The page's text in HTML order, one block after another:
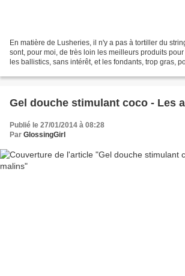
En matière de Lusheries, il n'y a pas à tortiller du
sont, pour moi, de très loin les meilleurs produits
les ballistics, sans intérêt, et les fondants, trop gras,
Gel douche stimulant coco - Les
Publié le 27/01/2014 à 08:28
Par GlossingGirl